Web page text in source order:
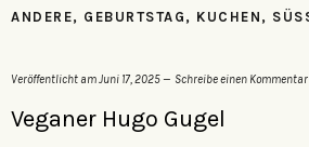
ANDERE, GEBURTSTAG , KUCHEN , SÜSS
Veröffentlicht amJuni 17, 2025 Schreibe einen Kommentar
Veganer Hugo Gugel